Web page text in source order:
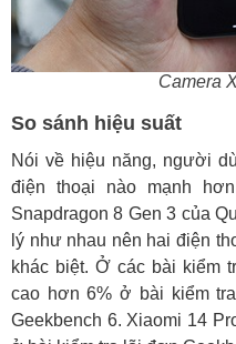
Camera
So sánh hiệu suất
Nói về hiệu năng, người
điện thoại nào mạnh
Snapdragon 8 Gen 3 của
lý như nhau nên hai điện
khác biệt. Ở các bài kiểm
cao hơn 6% ở bài kiểm tra
Geekbench 6. Xiaomi 14